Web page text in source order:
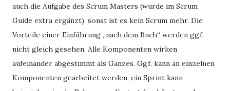
auch die Aufgabe des Scrum Masters (wurde im Scrum
Guide extra ergänzt), sonst ist es kein Scrum mehr. Die
Vorteile einer Einführung „nach dem Buch“ werden ggf.
nicht gleich gesehen. Alle Komponenten wirken
aufeinander abgestimmt als Ganzes. Ggf. kann an einzelnen
Komponenten gearbeitet werden, ein Sprint kann